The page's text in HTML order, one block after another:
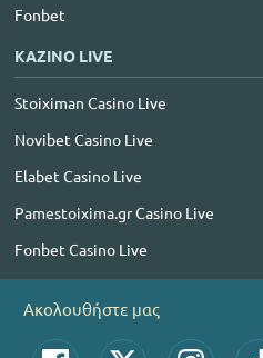
Fonbet
ΚΑΖΙΝΟ LIVE
Stoiximan Casino Live
Novibet Casino Live
Elabet Casino Live
Pamestoixima.gr Casino Live
Fonbet Casino Live
Ακολουθήστε μας